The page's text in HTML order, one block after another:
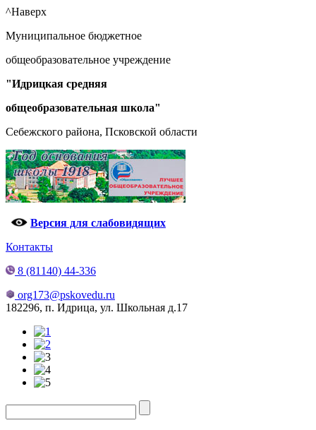
^Наверх
Муниципальное бюджетное
общеобразовательное учреждение
"Идрицкая средняя
общеобразовательная школа"
Себежского района, Псковской области
Версия для слабовидящих
Контакты
8 (81140) 44-336
org173@pskovedu.ru
182296, п. Идрица, ул. Школьная д.17